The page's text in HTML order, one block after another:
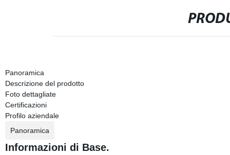
Panoramica
Descrizione del prodotto
Foto dettagliate
Certificazioni
Profilo aziendale
Panoramica
Informazioni di Base.